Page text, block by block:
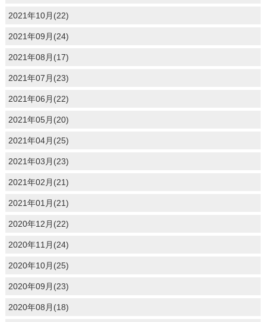
2021年10月(22)
2021年09月(24)
2021年08月(17)
2021年07月(23)
2021年06月(22)
2021年05月(20)
2021年04月(25)
2021年03月(23)
2021年02月(21)
2021年01月(21)
2020年12月(22)
2020年11月(24)
2020年10月(25)
2020年09月(23)
2020年08月(18)